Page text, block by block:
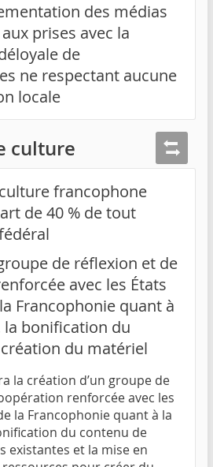
des médias
prises avec la
de
ne respectant aucune
locale
culture
francophone
de 40 % de tout
de réflexion et de
avec les États
Francophonie quant à
bonification du
du matériel
la création d’un groupe de
renforcée avec les
la Francophonie quant à la
du contenu de
existantes et la mise en